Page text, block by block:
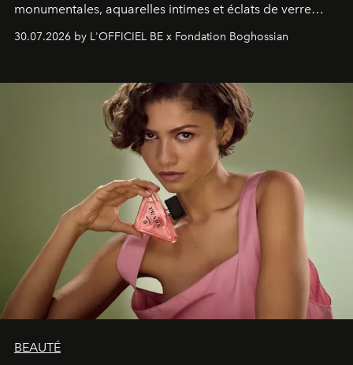
monumentales, aquarelles intimes et éclats de verre
émotionnel où chaque œuvre devient le souvenir
émerveillement.
30.07.2026 by L'OFFICIEL BE x Fondation Boghossian
BEAUTÉ